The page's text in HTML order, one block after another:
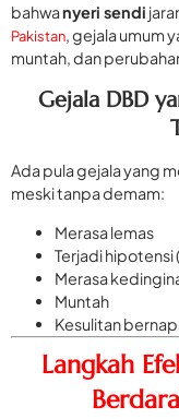
bahwanyeri sendi
Pakistan, gejala umum
muntah, dan
Gejala DBD
Ada pula gejala yang
meski tanpa demam:
Merasa lemas
Terjadi hipotensi
Merasa
Muntah
Kesulitan
Langkah